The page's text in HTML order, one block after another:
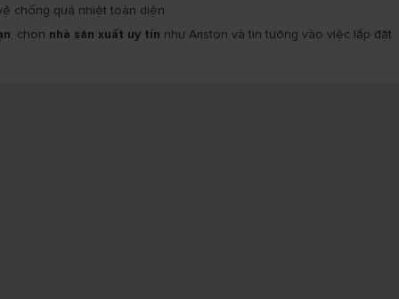
chống quá nhiệt toàn diện.
, chọn nhà sản xuất uy tín như Ariston và tin tưởng vào việc lắp đặt